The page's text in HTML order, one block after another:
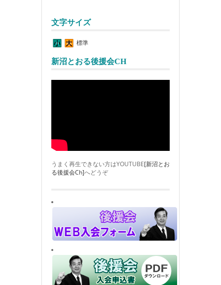
文字サイズ
標準
新沼とおる後援会CH
うまく再生できない方はYOUTUBE[新沼とお
る後援会Ch]へどうぞ